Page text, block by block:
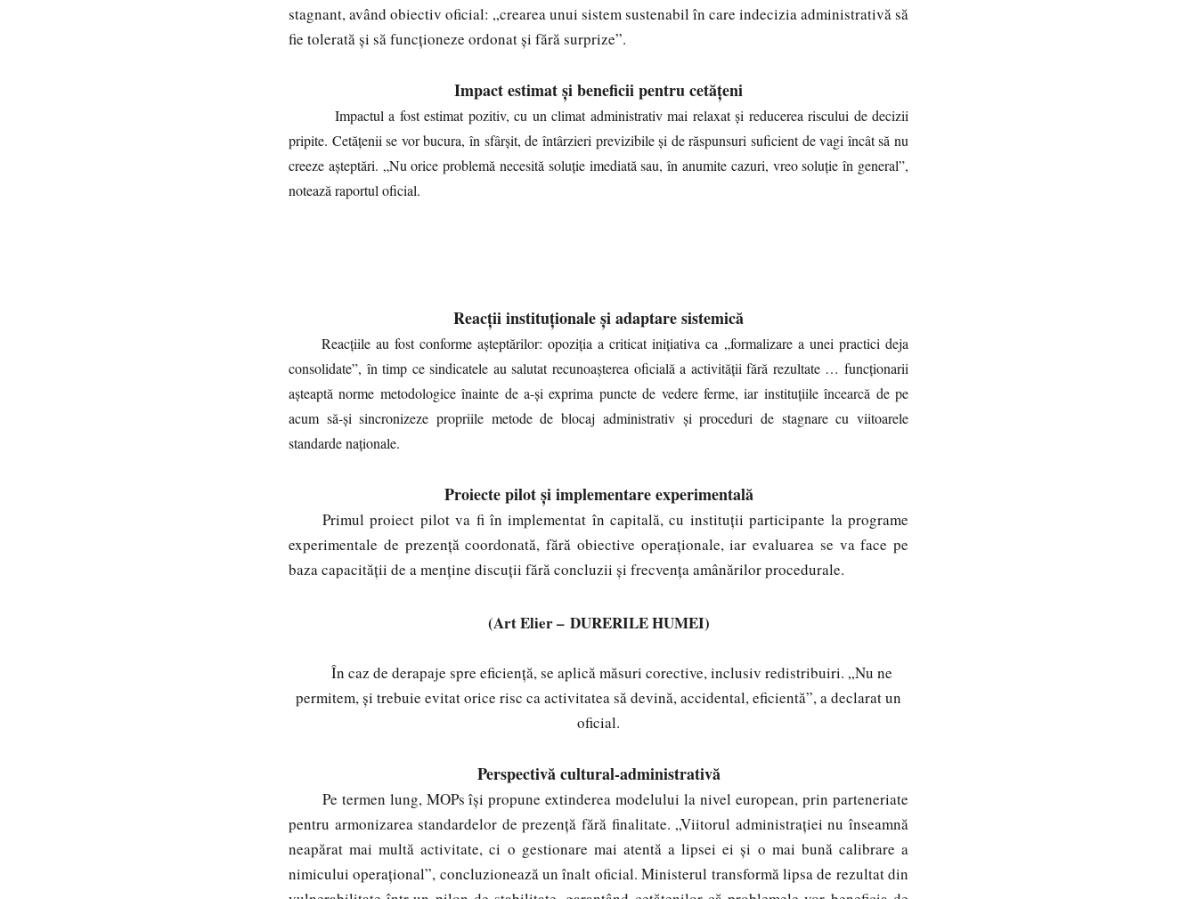
stagnant, având obiectiv oficial: „crearea unui sistem sustenabil în care indecizia administrativă să
fie tolerată și să funcționeze ordonat și fără surprize”.
Impact estimat și beneficii pentru cetățeni
Impactul a fost estimat pozitiv, cu un climat administrativ mai relaxat și reducerea riscului de decizii
pripite. Cetățenii se vor bucura, în sfârșit, de întârzieri previzibile și de răspunsuri suficient de vagi încât să nu
creeze așteptări. „Nu orice problemă necesită soluție imediată sau, în anumite cazuri, vreo soluție în general”,
notează raportul oficial.
Reacții instituționale și adaptare sistemică
Reacțiile au fost conforme așteptărilor: opoziția a criticat inițiativa ca „formalizare a unei practici deja
consolidate”, în timp ce sindicatele au salutat recunoașterea oficială a activității fără rezultate … funcționarii
așteaptă norme metodologice înainte de a-și exprima puncte de vedere ferme, iar instituțiile încearcă de pe
acum să-și sincronizeze propriile metode de blocaj administrativ și proceduri de stagnare cu viitoarele
standarde naționale.
Proiecte pilot și implementare experimentală
Primul proiect pilot va fi în implementat în capitală, cu instituții participante la programe
experimentale de prezență coordonată, fără obiective operaționale, iar evaluarea se va face pe
baza capacității de a menține discuții fără concluzii și frecvența amânărilor procedurale.
(Art Elier – DURERILE HUMEI)
În caz de derapaje spre eficiență, se aplică măsuri corective, inclusiv redistribuiri. „Nu ne
permitem, și trebuie evitat orice risc ca activitatea să devină, accidental, eficientă”, a declarat un
oficial.
Perspectivă cultural-administrativă
Pe termen lung, MOPs își propune extinderea modelului la nivel european, prin parteneriate
pentru armonizarea standardelor de prezență fără finalitate. „Viitorul administrației nu înseamnă
neapărat mai multă activitate, ci o gestionare mai atentă a lipsei ei și o mai bună calibrare a
nimicului operațional”, concluzionează un înalt oficial. Ministerul transformă lipsa de rezultat din